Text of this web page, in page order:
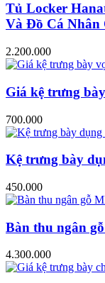
Tủ Locker
Và Đồ Cá Nhân
2.200.000
Giá kệ trưng
700.000
Kệ trưng bày
450.000
Bàn thu ngân
4.300.000